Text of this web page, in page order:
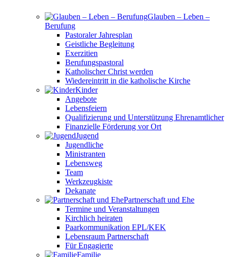
Glauben – Leben –
Berufung
Pastoraler Jahresplan
Geistliche Begleitung
Exerzitien
Berufungspastoral
Katholischer Christ werden
Wiedereintritt in die katholische Kirche
Kinder
Angebote
Lebensfeiern
Qualifizierung und Unterstützung Ehrenamtlicher
Finanzielle Förderung vor Ort
Jugend
Jugendliche
Ministranten
Lebensweg
Team
Werkzeugkiste
Dekanate
Partnerschaft und Ehe
Termine und Veranstaltungen
Kirchlich heiraten
Paarkommunikation EPL/KEK
Lebensraum Partnerschaft
Für Engagierte
Familie